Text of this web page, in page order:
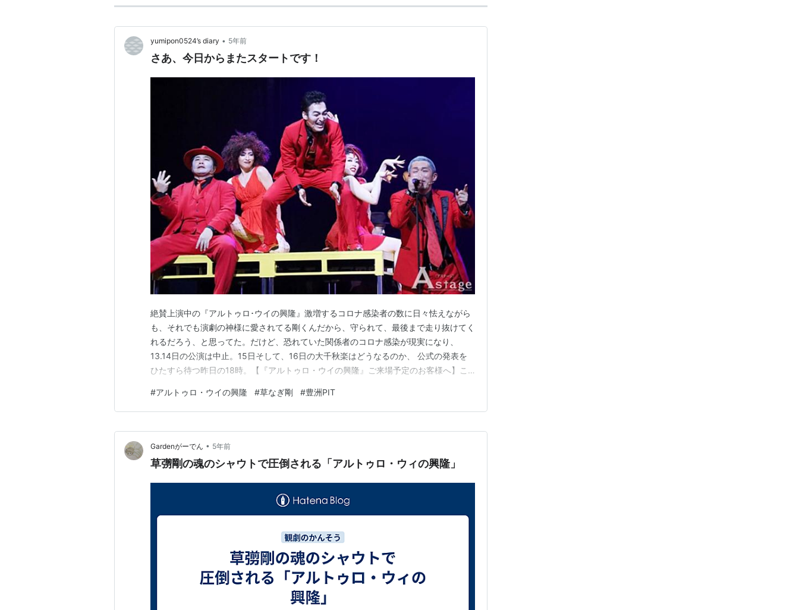
yumipon0524’s diary • 5年前
さあ、今日からまたスタートです！
絶賛上演中の『アルトゥロ･ウイの興隆』激増するコロナ感染者の数に日々怯えながら
も、それでも演劇の神様に愛されてる剛くんだから、守られて、最後まで走り抜けてく
れるだろう、と思ってた。だけど、恐れていた関係者のコロナ感染が現実になり、
13.14日の公演は中止。15日そして、16日の大千秋楽はどうなるのか、 公式の発表を
ひたすら待つ昨日の18時。【『アルトゥロ・ウイの興隆』ご来場予定のお客様へ】こ
1/13(木)12:00公演と17:00公演を中止とさせていただきます。詳しくはこちらをご覧く
ださい。https://t.co/fJyzb…
#アルトゥロ・ウイの興隆 #草なぎ剛 #豊洲PIT
Gardenがーでん • 5年前
草彅剛の魂のシャウトで圧倒される「アルトゥロ・ウィの興隆」